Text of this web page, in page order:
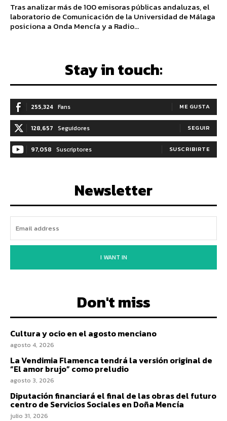
Tras analizar más de 100 emisoras públicas andaluzas, el
laboratorio de Comunicación de la Universidad de Málaga
posiciona a Onda Mencía y a Radio...
Stay in touch:
255,324 Fans ME GUSTA
128,657 Seguidores SEGUIR
97,058 Suscriptores SUSCRIBIRTE
Newsletter
I WANT IN
Don't miss
Cultura y ocio en el agosto menciano
agosto 4, 2026
La Vendimia Flamenca tendrá la versión original de
“El amor brujo” como preludio
agosto 3, 2026
Diputación financiará el final de las obras del futuro
centro de Servicios Sociales en Doña Mencía
julio 31, 2026